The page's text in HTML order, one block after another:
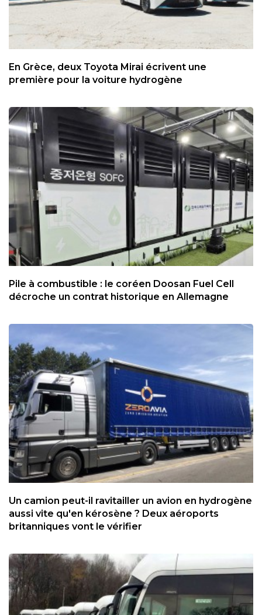
En Grèce, deux Toyota Mirai écrivent une
première pour la voiture hydrogène
Pile à combustible : le coréen Doosan Fuel Cell
décroche un contrat historique en Allemagne
Un camion peut-il ravitailler un avion en hydrogène
aussi vite qu'en kérosène ? Deux aéroports
britanniques vont le vérifier